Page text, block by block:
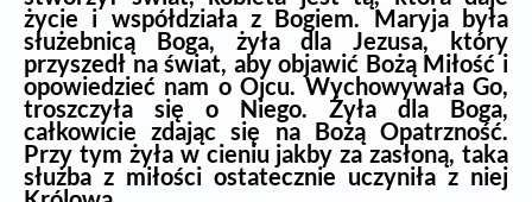
życie i współdziała z Bogiem. Maryja była
służebnicą Boga, żyła dla Jezusa, który
przyszedł na świat, aby objawić Bożą Miłość i
opowiedzieć nam o Ojcu. Wychowywała Go,
troszczyła się o Niego. Żyła dla Boga,
całkowicie zdając się na Bożą Opatrzność.
Przy tym żyła w cieniu jakby za zasłoną, taka
służba z miłości ostatecznie uczyniła z niej